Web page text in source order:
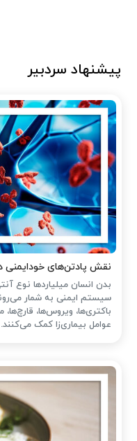
پیشنهاد سردبیر
نقش پادتن‌های خودایمنی
بدن انسان میلیاردها نوع
سیستم ایمنی به شمار
باکتری‌ها، ویروس‌ها،
عوامل بیماری‌زا کمک می‌کنند.